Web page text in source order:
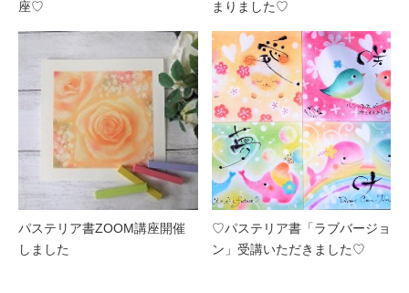
座♡
まりました♡
パステリア書ZOOM講座開催
しました
♡パステリア書「ラブバージョ
ン」受講いただきました♡